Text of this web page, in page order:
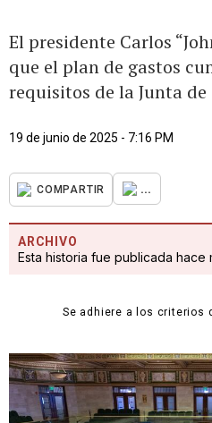
El presidente Carlos
que el plan de gastos
requisitos de la Junta
19 de junio de 2025 - 7:16 PM
COMPARTIR ...
ARCHIVO
Esta historia fue publicada hace
Se adhiere a los criterios